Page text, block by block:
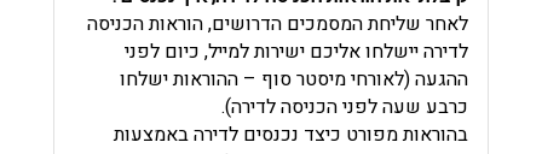
לאחר שליחת המסמכים הדרושים, הוראות הכניסה
לדירה יישלחו אליכם ישירות למייל, כיום לפני
ההגעה (לאורחי מיסטר סוף – ההוראות ישלחו
כרבע שעה לפני הכניסה לדירה).
בהוראות מפורט כיצד נכנסים לדירה באמצעות